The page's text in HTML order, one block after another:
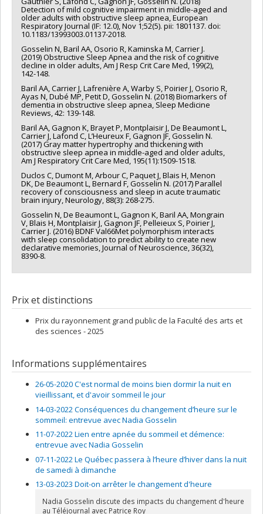
Detection of mild cognitive impairment in middle-aged and
older adults with obstructive sleep apnea, European
Respiratory Journal (IF: 12.0), Nov 1;52(5). pii: 1801137. doi:
10.1183/13993003.01137-2018.
Gosselin N, Baril AA, Osorio R, Kaminska M, Carrier J.
(2019) Obstructive Sleep Apnea and the risk of cognitive
decline in older adults, Am J Resp Crit Care Med, 199(2),
142-148.
Baril AA, Carrier J, Lafrenière A, Warby S, Poirier J, Osorio R,
Ayas N, Dubé MP, Petit D, Gosselin N. (2018) Biomarkers of
dementia in obstructive sleep apnea, Sleep Medicine
Reviews, 42: 139-148.
Baril AA, Gagnon K, Brayet P, Montplaisir J, De Beaumont L,
Carrier J, Lafond C, L’Heureux F, Gagnon JF, Gosselin N.
(2017) Gray matter hypertrophy and thickening with
obstructive sleep apnea in middle-aged and older adults,
Am J Respiratory Crit Care Med, 195(11):1509-1518.
Duclos C, Dumont M, Arbour C, Paquet J, Blais H, Menon
DK, De Beaumont L, Bernard F, Gosselin N. (2017) Parallel
recovery of consciousness and sleep in acute traumatic
brain injury, Neurology, 88(3): 268-275.
Gosselin N, De Beaumont L, Gagnon K, Baril AA, Mongrain
V, Blais H, Montplaisir J, Gagnon JF, Pelleieux S, Poirier J,
Carrier J. (2016) BDNF Val66Met polymorphism interacts
with sleep consolidation to predict ability to create new
declarative memories, Journal of Neuroscience, 36(32),
8390-8.
Prix et distinctions
Prix du rayonnement grand public de la Faculté des arts et
des sciences - 2025
Informations supplémentaires
26-05-2020 C'est normal de moins bien dormir la nuit en
vieillissant, et d'avoir sommeil le jour
14-03-2022 Conséquences du changement d’heure sur le
sommeil: entrevue avec Nadia Gosselin
11-07-2022 Lien entre apnée du sommeil et démence:
entrevue avec Nadia Gosselin
07-11-2022 Le Québec passera à l’heure d’hiver dans la nuit
de samedi à dimanche
13-03-2023 Doit-on arrêter le changement d'heure
Nadia Gosselin discute des impacts du changement d'heure
au Téléjournal avec Patrice Roy